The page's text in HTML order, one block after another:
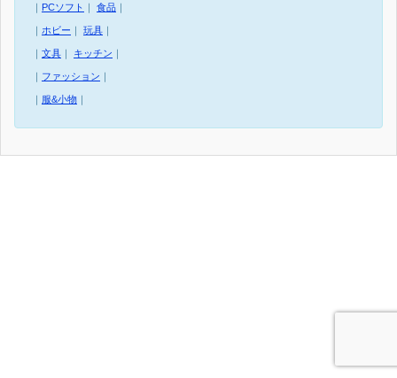
｜ PCソフト ｜ 食品 ｜
｜ ホビー ｜ 玩具 ｜
｜ 文具 ｜ キッチン ｜
｜ ファッション ｜
｜ 服&小物 ｜